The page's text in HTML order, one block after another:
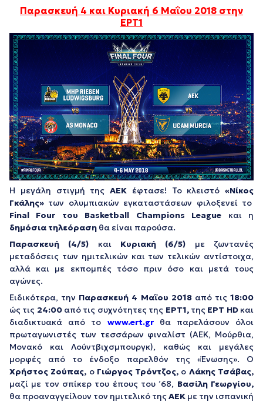
Παρασκευή 4 και Κυριακή 6 Μαΐου 2018 στην
ΕΡΤ1
Η μεγάλη στιγμή της ΑΕΚ έφτασε! Το κλειστό «Νίκος
Γκάλης» των ολυμπιακών εγκαταστάσεων φιλοξενεί το
Final Four
του Basketball Champions League και η
δημόσια τηλεόραση θα είναι παρούσα.
Παρασκευή (4/5) καιΚυριακή (6/5) με ζωντανές
μεταδόσεις των ημιτελικών και των τελικών αντίστοιχα,
αλλά και με εκπομπές τόσο πριν όσο και μετά τους
αγώνες.
Ειδικότερα, την Παρασκευή 4 Μαΐου 2018από τις 18:00
ώς τις 24:00από τις συχνότητες της ΕΡΤ1,της ΕΡΤ HDκαι
διαδικτυακά από το www.ert.gr
θα παρελάσουν όλοι
πρωταγωνιστές των τεσσάρων φιναλίστ (ΑΕΚ, Μούρθια,
Μονακό και Λούντβιχσμπουργκ), καθώς και μεγάλες
μορφές από το ένδοξο παρελθόν της «Ένωσης». Ο
Χρήστος Ζούπας, ο Γιώργος Τρόντζος, ο Λάκης Τσάβας,
μαζί με τον σπίκερ του έπους του ’68, Βασίλη Γεωργίου,
θα προαναγγείλουν τον ημιτελικό τηςΑΕΚ με την ισπανική